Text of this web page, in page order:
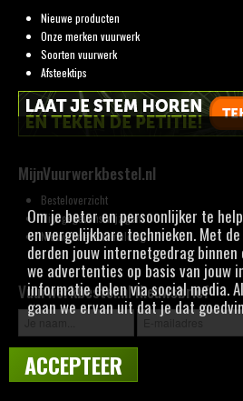
Nieuwe producten
Onze merken vuurwerk
Soorten vuurwerk
Afsteektips
MijnVuurwerkbestel.nl
Besteloverzicht
Mijn gegevens wijzigen
Nieuwsbrief aanmelding
Vuurwerkbestel.nl Nieuwsbrief
Om je beter en persoonlijker te
en vergelijkbare technieken. Met
derden jouw internetgedrag
we advertenties op basis van jouw
informatie delen via social media.
gaan we ervan uit dat je dat
ACCEPTEER